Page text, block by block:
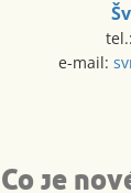
e-mail:
Co je